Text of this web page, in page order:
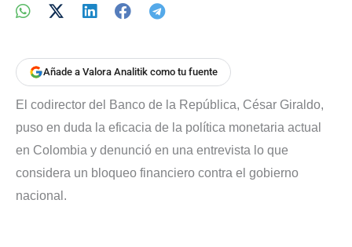
Añade a Valora Analitik como tu fuente
El codirector del Banco de la República, César Giraldo,
puso en duda la eficacia de la política monetaria actual
en Colombia y denunció en una entrevista lo que
considera un bloqueo financiero contra el gobierno
nacional.